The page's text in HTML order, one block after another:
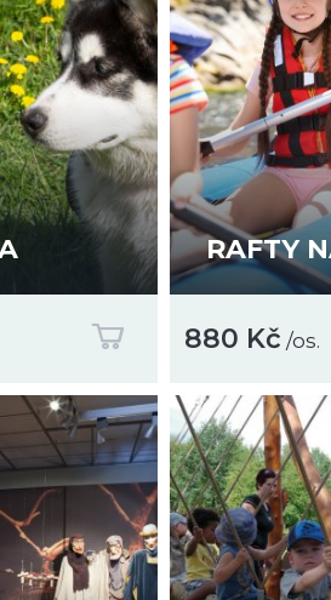
rodiči, pokud zvolíte
RAFTY
880 Kč /os.